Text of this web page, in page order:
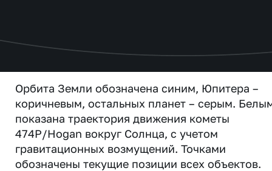
Орбита Земли обозначена синим, Юпитера –
коричневым, остальных планет – серым.
показана траектория движения кометы
474P/Hogan вокруг Солнца, с учетом
гравитационных возмущений. Точками
обозначены текущие позиции всех объектов.